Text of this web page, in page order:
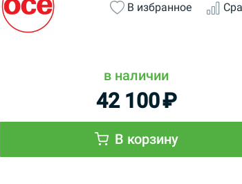
В избранное
в наличии
42 100₽
В корзину